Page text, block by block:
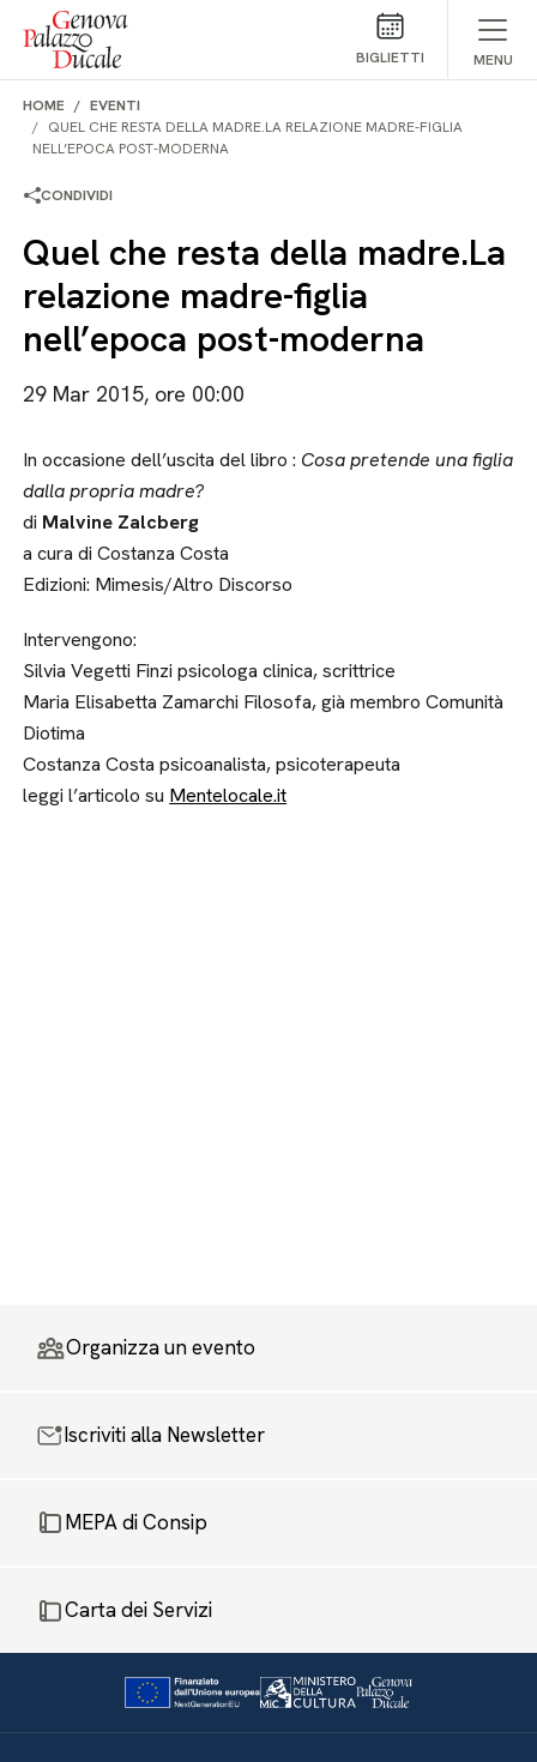
Salta al contenuto
BIGLIETTI MENU
HOME
EVENTI
QUEL CHE RESTA DELLA MADRE.LA RELAZIONE MADRE-FIGLIA
NELL’EPOCA POST-MODERNA
CONDIVIDI
Quel che resta della madre.La
relazione madre-figlia
nell’epoca post-moderna
29 Mar 2015, ore 00:00
In occasione dell’uscita del libro : Cosa pretende una figlia
dalla propria madre?
di Malvine Zalcberg
a cura di Costanza Costa
Edizioni: Mimesis/Altro Discorso
Intervengono:
Silvia Vegetti Finzi psicologa clinica, scrittrice
Maria Elisabetta Zamarchi Filosofa, già membro Comunità
Diotima
Costanza Costa psicoanalista, psicoterapeuta
leggi l’articolo su Mentelocale.it
Organizza un evento
Iscriviti alla Newsletter
MEPA di Consip
Carta dei Servizi